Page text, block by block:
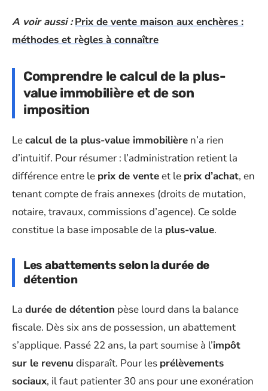
A voir aussi : Prix de vente maison aux enchères :
méthodes et règles à connaître
Comprendre le calcul de la plus-
value immobilière et de son
imposition
Lecalcul de la plus-value immobilière n’a rien
d’intuitif. Pour résumer : l’administration retient la
différence entre le prix de venteet le prix d’achat, en
tenant compte de frais annexes (droits de mutation,
notaire, travaux, commissions d’agence). Ce solde
constitue la base imposable de la plus-value.
Les abattements selon la durée de
détention
La durée de détention pèse lourd dans la balance
fiscale. Dès six ans de possession, un abattement
s’applique. Passé 22 ans, la part soumise à l’impôt
sur le revenu disparaît. Pour les prélèvements
sociaux, il faut patienter 30 ans pour une exonération